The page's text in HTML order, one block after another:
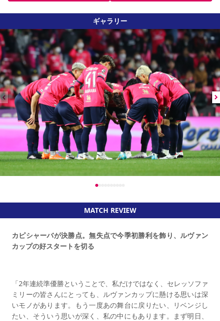
ギャラリー
MATCH REVIEW
カピシャーバが決勝点。無失点で今季初勝利を飾り、ルヴァン
カップの好スタートを切る
「2年連続準優勝ということで、私だけではなく、セレッソファ
ミリーの皆さんにとっても、ルヴァンカップに懸ける思いは深
いモノがあります。もう一度あの舞台に戻りたい、リベンジし
たい、そういう思いが深く、私の中にもあります。まず明日、